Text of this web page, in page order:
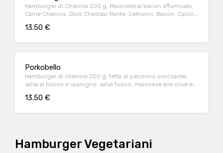
Hamburger di Chianina 200 g, Maionese al bacon affumicata,
Carne Chianina, Stick Cheddar filante, Cetriolini, Bacon, Cipolla
13.50 €
Porkobello
Hamburger di chianina 200 g, fetta di pecorino croccante,
salsa al bacon e scalogno, salsa fuoco, maionese alle olive e
13.50 €
Hamburger Vegetariani